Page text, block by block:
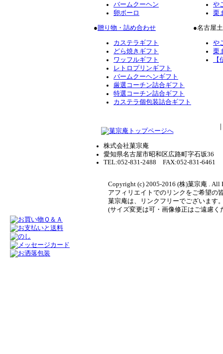
バームクーヘン
卵ボーロ
●贈り物・詰め合わせ
カステラギフト
どら焼きギフト
ワッフルギフト
レトロプリンギフト
バームクーヘンギフト
厳選コーチン詰合ギフト
特選コーチン詰合ギフト
カステラ個包装詰合ギフト
や
栗
●名古屋
や
栗
株式会社菓宗庵
愛知県名古屋市昭和区広路町字石坂36
TEL:052-831-2488 FAX:052-831-6461
Copyright (c) 2005-2016 (株)菓宗庵 . All
アフィリエイトでのリンクをご希望の
菓宗庵は、リンクフリーでございます
(サイズ変更は可・画像修正はご遠慮